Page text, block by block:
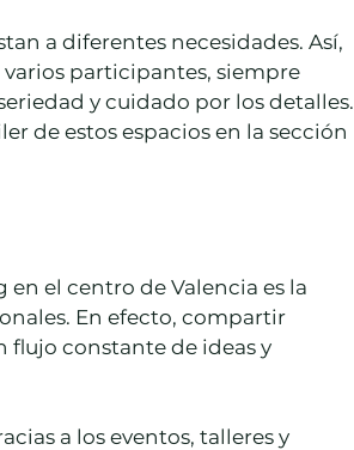
a diferentes necesidades. Así,
participantes, siempre
y cuidado por los detalles.
de estos espacios en la sección
el centro de Valencia es la
En efecto, compartir
flujo constante de ideas y
a los eventos, talleres y